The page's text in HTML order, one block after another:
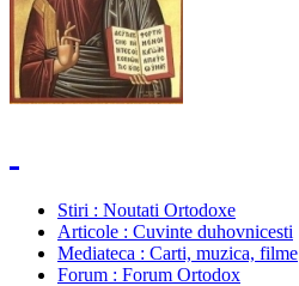
Stiri : Noutati Ortodoxe
Articole : Cuvinte duhovnicesti
Mediateca : Carti, muzica, filme
Forum : Forum Ortodox